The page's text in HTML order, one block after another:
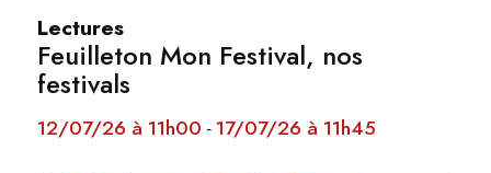
Lectures
Feuilleton Mon Festival, nos
festivals
12/07/26 à 11h00 - 17/07/26 à 11h45